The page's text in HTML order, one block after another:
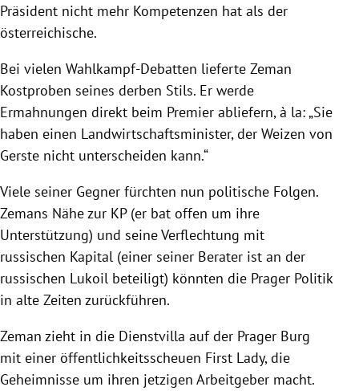
Präsident nicht mehr Kompetenzen hat als der
österreichische.
Bei vielen Wahlkampf-Debatten lieferte Zeman
Kostproben seines derben Stils. Er werde
Ermahnungen direkt beim Premier abliefern, à la: „Sie
haben einen Landwirtschaftsminister, der Weizen von
Gerste nicht unterscheiden kann.“
Viele seiner Gegner fürchten nun politische Folgen.
Zemans Nähe zur KP (er bat offen um ihre
Unterstützung) und seine Verflechtung mit
russischen Kapital (einer seiner Berater ist an der
russischen Lukoil beteiligt) könnten die Prager Politik
in alte Zeiten zurückführen.
Zeman zieht in die Dienstvilla auf der Prager Burg
mit einer öffentlichkeitsscheuen First Lady, die
Geheimnisse um ihren jetzigen Arbeitgeber macht.